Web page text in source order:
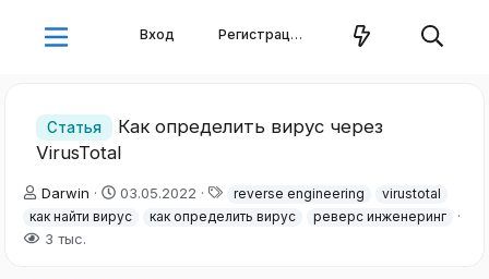
Вход Регистрация
Статья
Как определить вирус через
VirusTotal
А
в
о
Darwin
Д
а
т
03.05.2022
Т
е
reverse engineering
virustotal
как найти вирус
как определить вирус реверс инженеринг
3 тыс.